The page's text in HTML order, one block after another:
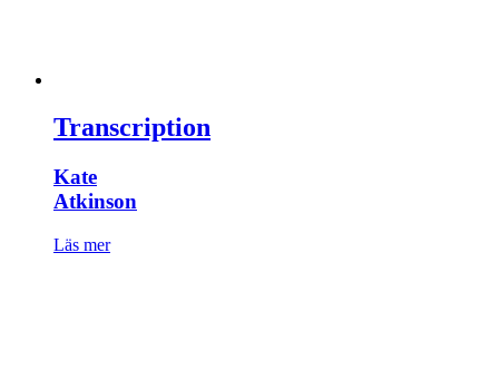
Transcription
Kate
Atkinson
Läs mer